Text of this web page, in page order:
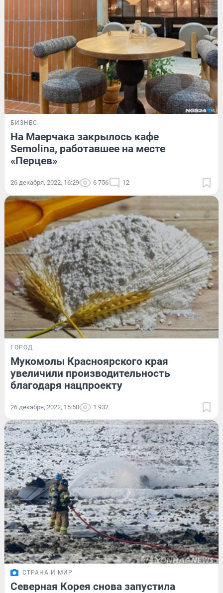
БИЗНЕС
На Маерчака закрылось кафе
Semolina, работавшее на месте
«Перцев»
26 декабря, 2022, 16:29 6 756 12
ГОРОД
Мукомолы Красноярского края
увеличили производительность
благодаря нацпроекту
26 декабря, 2022, 15:50 1 932
СТРАНА И МИР
Северная Корея снова запустила